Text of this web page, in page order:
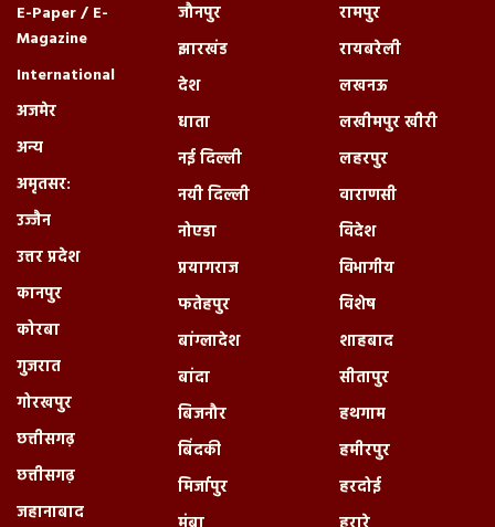
E-Paper / E-
Magazine
International
अजमेर
अन्य
अमृतसर:
उज्जैन
उत्तर प्रदेश
कानपुर
कोरबा
गुजरात
गोरखपुर
छत्तीसगढ़
छत्तीसगढ़
जहानाबाद
जौनपुर
झारखंड
देश
धाता
नई दिल्ली
नयी दिल्ली
नोएडा
प्रयागराज
फतेहपुर
बांग्लादेश
बांदा
बिजनौर
बिंदकी
मिर्जापुर
रामपुर
रायबरेली
लखनऊ
लखीमपुर खीरी
लहरपुर
वाराणसी
विदेश
विभागीय
विशेष
शाहबाद
सीतापुर
हथगाम
हमीरपुर
हरदोई